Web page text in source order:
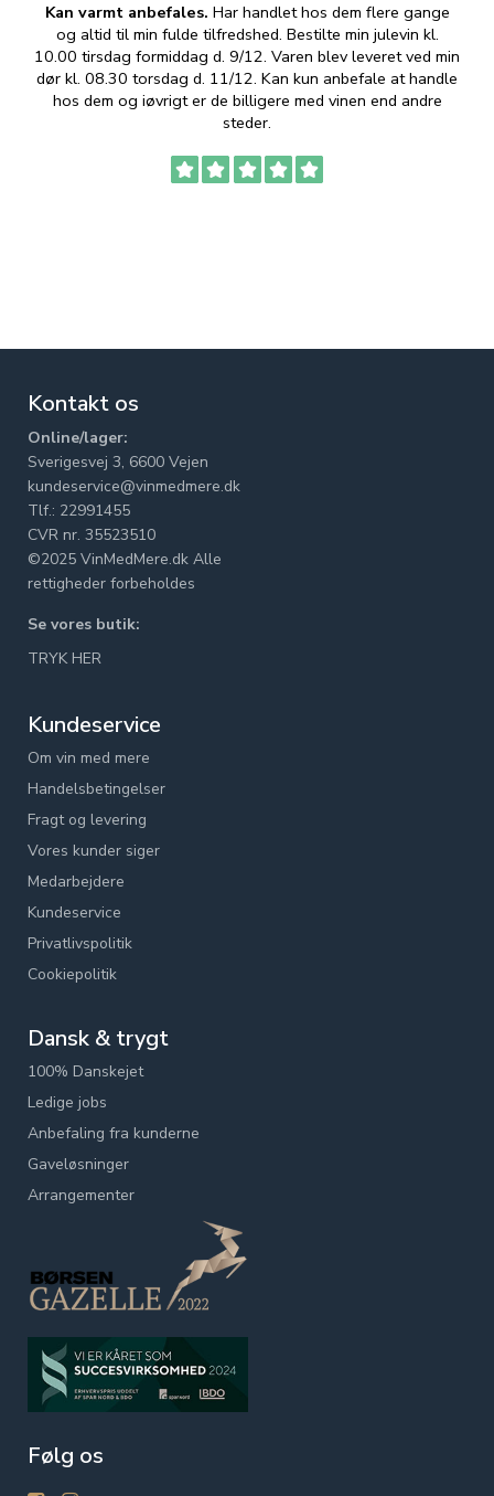
Kan varmt anbefales. Har handlet hos dem flere gange
og altid til min fulde tilfredshed. Bestilte min julevin kl.
10.00 tirsdag formiddag d. 9/12. Varen blev leveret ved min
dør kl. 08.30 torsdag d. 11/12. Kan kun anbefale at handle
hos dem og iøvrigt er de billigere med vinen end andre
steder.
Kontakt os
Online/lager:
Sverigesvej 3, 6600 Vejen
kundeservice@vinmedmere.dk
Tlf.: 22991455
CVR nr. 35523510
©2025 VinMedMere.dk Alle
rettigheder forbeholdes
Se vores butik:
TRYK HER
Kundeservice
Om vin med mere
Handelsbetingelser
Fragt og levering
Vores kunder siger
Medarbejdere
Kundeservice
Privatlivspolitik
Cookiepolitik
Dansk & trygt
100% Danskejet
Ledige jobs
Anbefaling fra kunderne
Gaveløsninger
Arrangementer
Følg os